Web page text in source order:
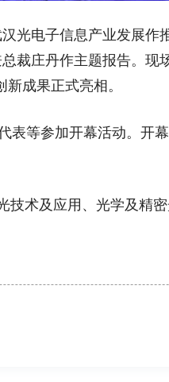
光电子信息产业发展作
裁庄丹作主题报告。现
成果正式亮相。
等参加开幕活动。开
术及应用、光学及精